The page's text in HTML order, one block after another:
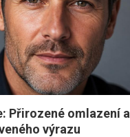
Přirozené omlazení a
výrazu